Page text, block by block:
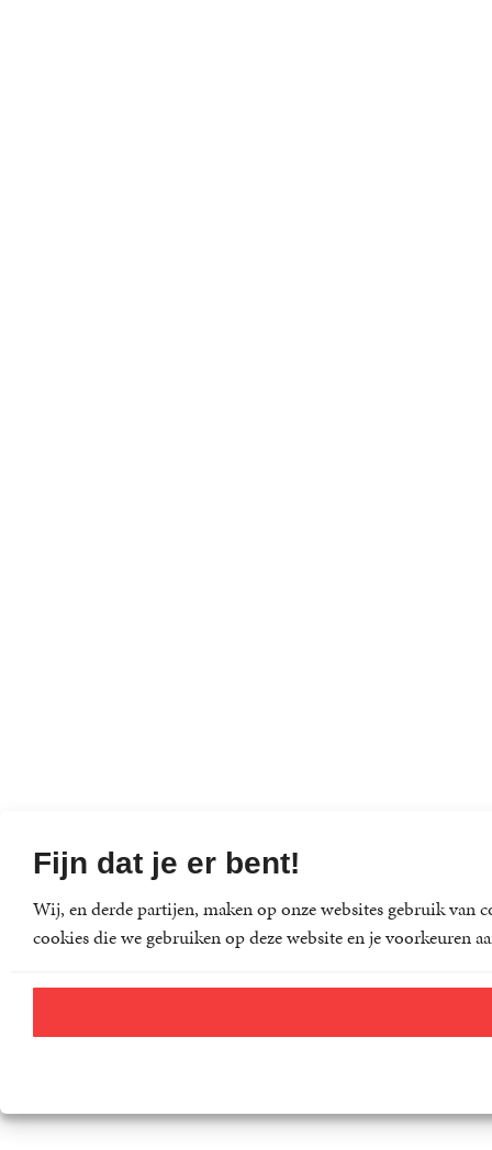
Fijn dat je er bent!
Wij, en derde partijen, maken op onze websites gebruik van
cookies die we gebruiken op deze website en je voorkeuren